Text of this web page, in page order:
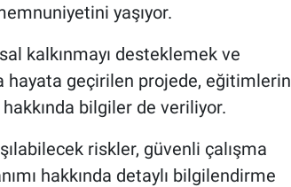
yaşıyor.
kalkınmayı desteklemek ve
hayata geçirilen projede, eğitimlerin
hakkında bilgiler de veriliyor.
riskler, güvenli çalışma
hakkında detaylı bilgilendirme